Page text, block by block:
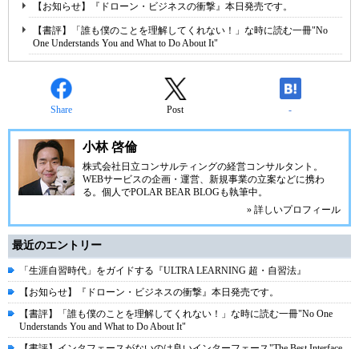
【お知らせ】『ドローン・ビジネスの衝撃』本日発売です。
【書評】「誰も僕のことを理解してくれない！」な時に読む一冊"No
One Understands You and What to Do About It"
Share Post -
小林 啓倫
株式会社日立コンサルティングの経営コンサルタント。
WEBサービスの企画・運営、新規事業の立案などに携わ
る。個人でPOLAR BEAR BLOGも執筆中。
» 詳しいプロフィール
最近のエントリー
「生涯自習時代」をガイドする『ULTRA LEARNING 超・自習法』
【お知らせ】『ドローン・ビジネスの衝撃』本日発売です。
【書評】「誰も僕のことを理解してくれない！」な時に読む一冊"No One
Understands You and What to Do About It"